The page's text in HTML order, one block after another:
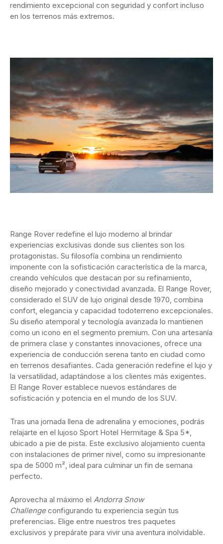
rendimiento excepcional con seguridad y confort incluso
en los terrenos más extremos.
Range Rover redefine el lujo moderno al brindar
experiencias exclusivas donde sus clientes son los
protagonistas. Su filosofía combina un rendimiento
imponente con la sofisticación característica de la marca,
creando vehículos que destacan por su refinamiento,
diseño mejorado y conectividad avanzada. El Range Rover,
considerado el SUV de lujo original desde 1970, combina
confort, elegancia y capacidad todoterreno excepcionales.
Su diseño atemporal y tecnología avanzada lo mantienen
como un icono en el segmento premium. Con una artesanía
de primera clase y constantes innovaciones, ofrece una
experiencia de conducción serena tanto en ciudad como
en terrenos desafiantes. Cada generación redefine el lujo y
la versatilidad, adaptándose a los clientes más exigentes.
El Range Rover establece nuevos estándares de
sofisticación y potencia en el mundo de los SUV.
Tras una jornada llena de adrenalina y emociones, podrás
relajarte en el lujoso Sport Hotel Hermitage & Spa 5*,
ubicado a pie de pista. Este exclusivo alojamiento cuenta
con instalaciones de primer nivel, como su impresionante
spa de 5000 m², ideal para culminar un fin de semana
perfecto.
Aprovecha al máximo el Andorra Snow
Challengeconfigurando tu experiencia según tus
preferencias. Elige entre nuestros tres paquetes
exclusivos y prepárate para vivir una aventura inolvidable.